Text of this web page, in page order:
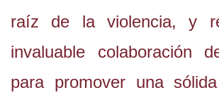
raíz de la violencia, y
invaluable colaboración
para promover una